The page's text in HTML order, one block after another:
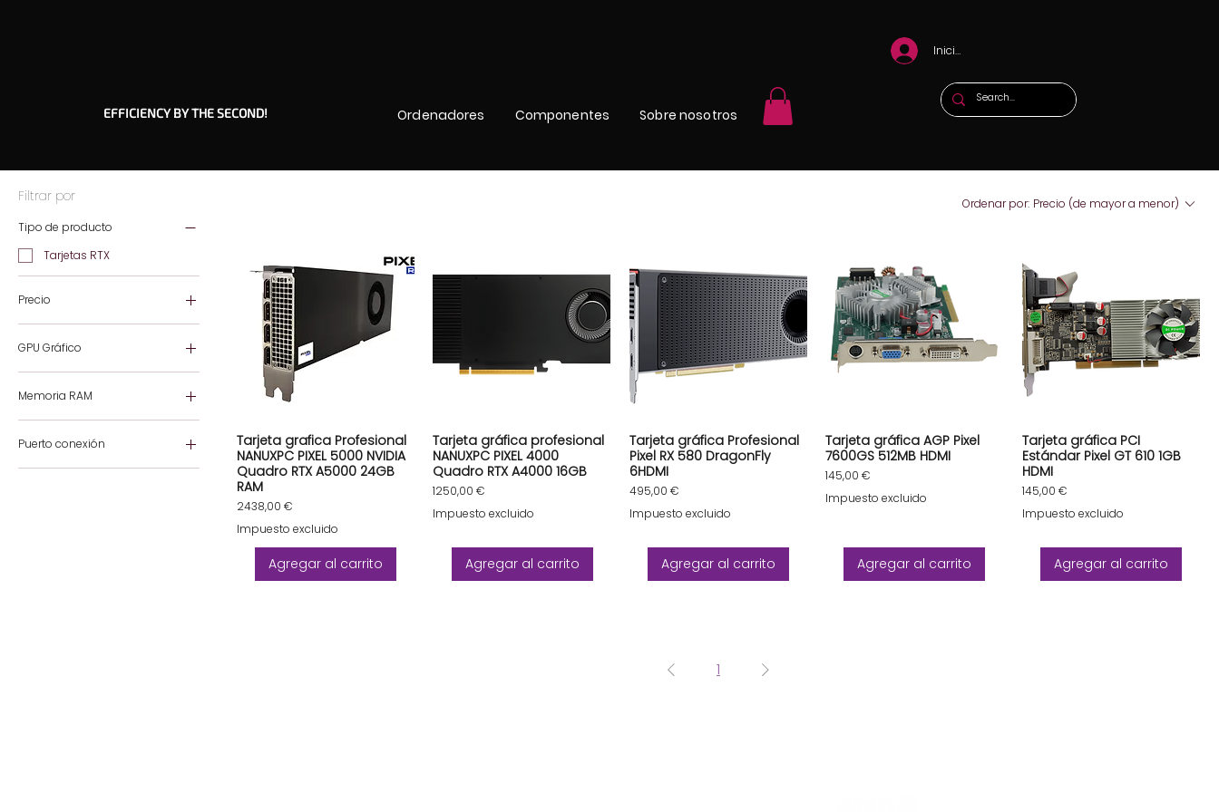
EFFICIENCY BY THE SECOND! Ordenadores Componentes Sobre nosotros
Iniciar sesión
Filtrar por
Tipo de producto
Tarjetas RTX
Precio
145 € 2438 €
GPU Gráfico
AMD 7600GS
AMD RX 580
Nvidia GT610
NVIDIA RTX Profesional
Memoria RAM
16GB
1GB
24GB
Puerto conexión
AGP
Ordenar por: Precio (de mayor a menor)
Tarjeta grafica Profesional
NANUXPC PIXEL 5000 NVIDIA
Quadro RTX A5000 24GB
RAM
Precio
2438,00 €
Impuesto excluido
Agregar al carrito
Tarjeta gráfica profesional
NANUXPC PIXEL 4000
Quadro RTX A4000 16GB
Precio
1250,00 €
Impuesto excluido
Agregar al carrito
Tarjeta gráfica Profesional
Pixel RX 580 DragonFly
6HDMI
Precio
495,00 €
Impuesto excluido
Agregar al carrito
Tarjeta gráfica AGP Pixel
7600GS 512MB HDMI
Precio
145,00 €
Impuesto excluido
Agregar al carrito
Tarjeta gráfica PCI
Estándar Pixel GT 610 1GB
HDMI
Precio
145,00 €
Impuesto excluido
Agregar al carrito
1